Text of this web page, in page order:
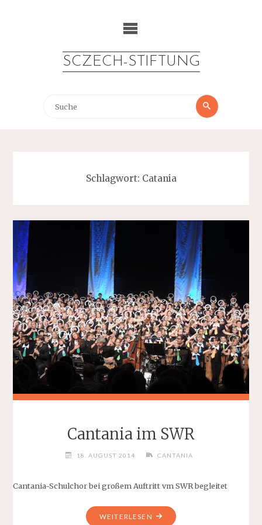
SCZECH-STIFTUNG
Suche
Suche
Schlagwort: Catania
Cantania im SWR
18. AUGUST 2014 CANTANIA
Cantania-Schulchor bei großem Auftritt vm SWR begleitet
WEITERLESEN "CANTANIA